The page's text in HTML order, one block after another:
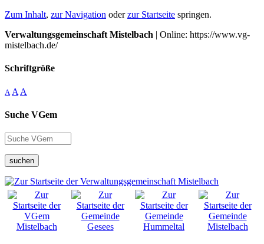
Zum Inhalt, zur Navigation oderzur Startseite springen.
Verwaltungsgemeinschaft Mistelbach | Online: https://www.vg-
mistelbach.de/
Schriftgröße
A A A
Suche VGem
suchen